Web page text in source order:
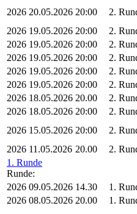
2026 20.05.2026 20:00 2.
2026 19.05.2026 20:00 2.
2026 19.05.2026 20:00 2.
2026 19.05.2026 20:00 2.
2026 19.05.2026 20:00 2.
2026 19.05.2026 20:00 2.
2026 18.05.2026 20.00 2.
2026 18.05.2026 20:00 2.
2026 15.05.2026 20:00 2.
2026 11.05.2026 20.00 2.
1. Runde
Runde:
2026 09.05.2026 14.30 1.
2026 08.05.2026 20.00 1.